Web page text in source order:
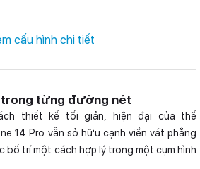
TBcấu hình chi tiết
trong từng đường nét
thiết kế tối giản, hiện đại của thế
14 Pro vẫn sở hữu cạnh viền vát phẳng
bố trí một cách hợp lý trong một cụm hình